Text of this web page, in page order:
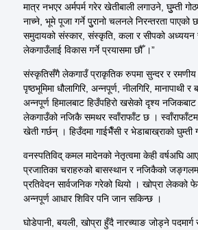
मात्र नभएर अर्मपर्म गरेर खेतीबाली लगाउने, घुुम्ती
नाच्ने, भूमे पूजा गर्ने पुुरानो चलनले निरन्तरता पाएको
समुदायको संस्कार, संस्कृति, कला र सीपको अध्ययन
लेकगाउँलाई विकास गर्ने प्रयासमा छौँ ।”
संस्कृतिसँगै लेकगाउँ प्राकृतिक रुपमा सुन्दर र
पृष्ठभूमिमा धौलागिरि, अन्नपूर्ण, नीलगिरि, मानापाथी
अन्नपूर्ण हिमालबाट हिउँपहिरो खसेको दृश्य
लेकगाउँको नजिकै समथर स्वाँराफाँट छ । स्वाँराफाँटमा
खेती गर्छन् । हिउँदमा गाईभैँसी र भेडाबाख्राको घुम्ती
वनस्पतिविद् कमल मादेनको नेतृत्वमा केही वर्षअघि
प्रजातिका चराहरुको बासस्थान र नजिकैको
प्रतिवेदन सार्वजनिक गरेको थियो । खोप्रा लेकको
अन्नपूर्ण आधार शिविर पनि जान सकिन्छ ।
घोडेपानी, बयली, खोप्रा हुँदै नारच्याङ जोड्ने